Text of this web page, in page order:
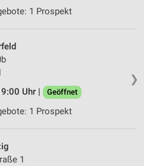
1 Prospekt
❯
Uhr |
Geöffnet
1 Prospekt
1
Informationen
zur Auswahl von
Auswahl